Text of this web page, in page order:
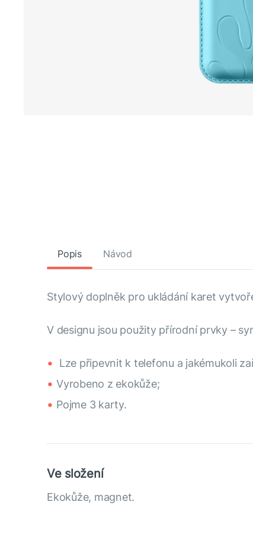
Popis Návod
Stylový doplněk pro ukládání karet
V designu jsou použity přírodní prvky –
Lze připevnit k telefonu a jakémukoli
Vyrobeno z ekokůže;
Pojme 3 karty.
Ve složení
Ekokůže, magnet.